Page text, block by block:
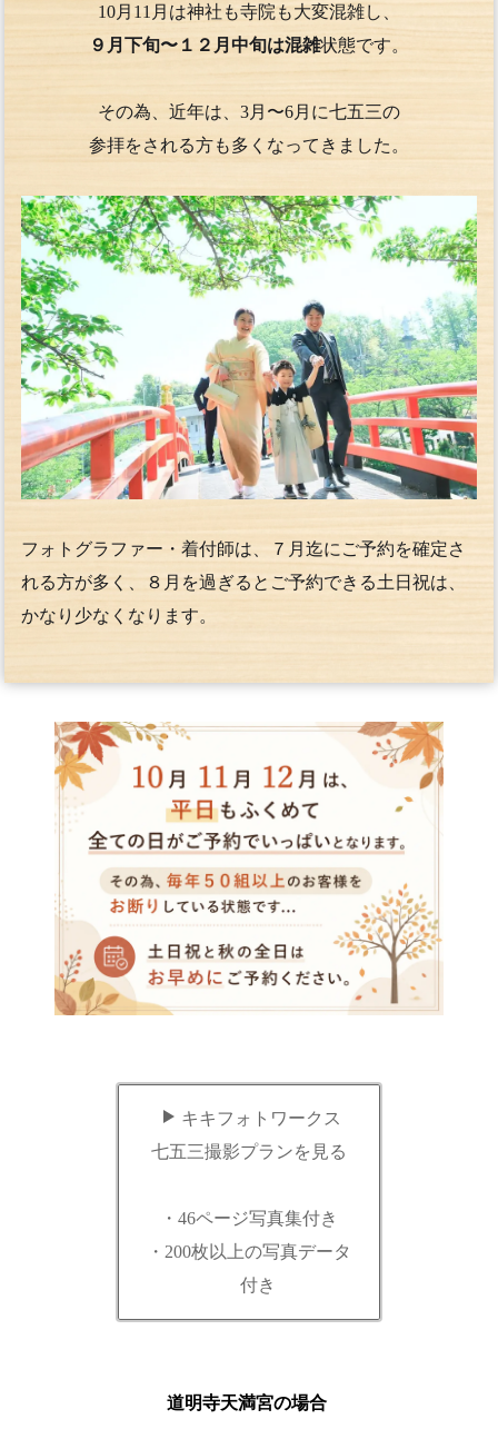
10月11月は神社も寺院も大変混雑し、
９月下旬〜１２月中旬は混雑状態です。
その為、近年は、3月〜6月に七五三の
参拝をされる方も多くなってきました。
フォトグラファー・着付師は、７月迄にご予約を確定さ
れる方が多く、８月を過ぎるとご予約できる土日祝は、
かなり少なくなります。
キキフォトワークス
七五三撮影プランを見る
・46ページ写真集付き
・200枚以上の写真データ
付き
道明寺天満宮の場合